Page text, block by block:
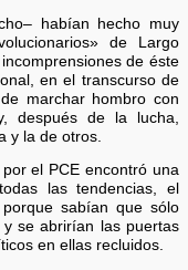
habían hecho muy
de Largo
de éste
en el transcurso de
marchar hombro con
después de la lucha,
y la de otros.
el PCE encontró una
las tendencias, el
sabían que sólo
se abrirían las puertas
en ellas recluidos.